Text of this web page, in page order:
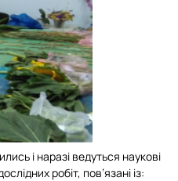
і наразі ведуться наукові
робіт, пов’язані із: